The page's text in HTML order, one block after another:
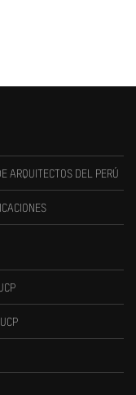
ARQUITECTOS DEL PERÚ